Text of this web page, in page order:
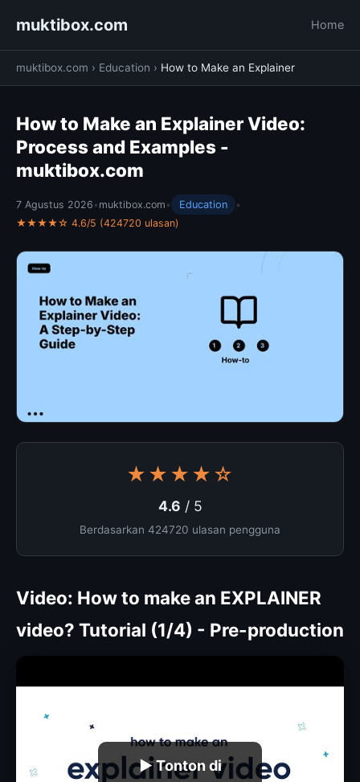
muktibox.com Home
muktibox.com › Education › How to Make an Explainer
How to Make an Explainer Video:
Process and Examples -
muktibox.com
7 Agustus 2026 • muktibox.com • Education
•
★★★★☆ 4.6/5 (424720 ulasan)
★★★★☆
4.6 / 5
Berdasarkan 424720 ulasan pengguna
Video: How to make an EXPLAINER
video? Tutorial (1/4) - Pre-production
▶ Tonton di